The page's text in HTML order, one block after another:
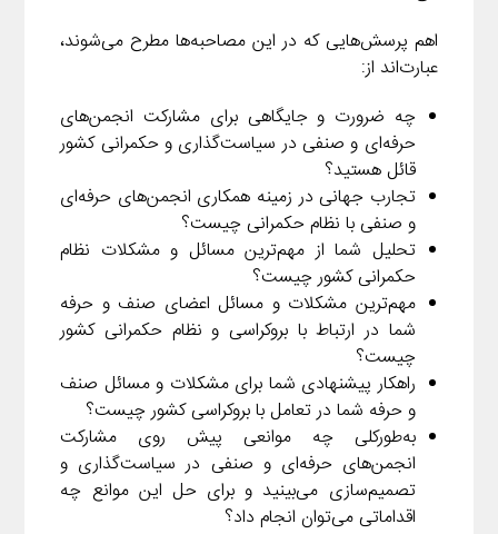
اهم پرسش‌هایی که در این مصاحبه‌ها مطرح می‌شوند،
عبارت‌اند از:
چه ضرورت و جایگاهی برای مشارکت انجمن‌های
حرفه‌ای و صنفی در سیاست‌گذاری و حکمرانی کشور
قائل هستید؟
تجارب جهانی در زمینه همکاری انجمن‌های حرفه‌ای
و صنفی با نظام حکمرانی چیست؟
تحلیل شما از مهم‌ترین مسائل و مشکلات نظام
حکمرانی کشور چیست؟
مهم‌ترین مشکلات و مسائل اعضای صنف و حرفه
شما در ارتباط با بروکراسی و نظام حکمرانی کشور
چیست؟
راهکار پیشنهادی شما برای مشکلات و مسائل صنف
و حرفه شما در تعامل با بروکراسی کشور چیست؟
به‌طورکلی چه موانعی پیش روی مشارکت
انجمن‌های حرفه‌ای و صنفی در سیاست‌گذاری و
تصمیم‌سازی می‌بینید و برای حل این موانع چه
اقداماتی می‌توان انجام داد؟